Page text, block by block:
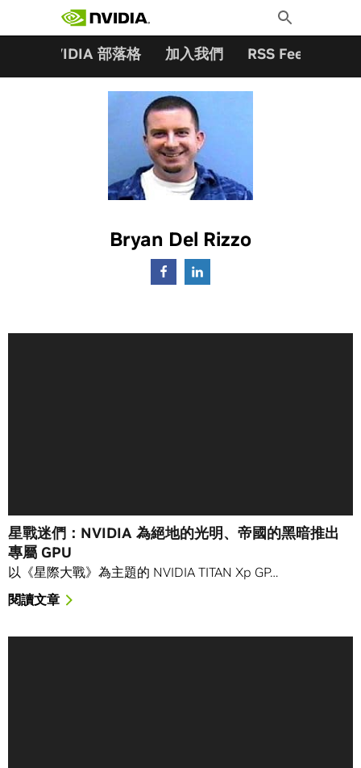
Toggle
Search
NVIDIA 部落格 加入我們 RSS Feeds
Bryan Del Rizzo
星戰迷們：NVIDIA 為絕地的光明、帝國的黑暗推出
專屬 GPU
以《星際大戰》為主題的 NVIDIA TITAN Xp GP…
閱讀文章